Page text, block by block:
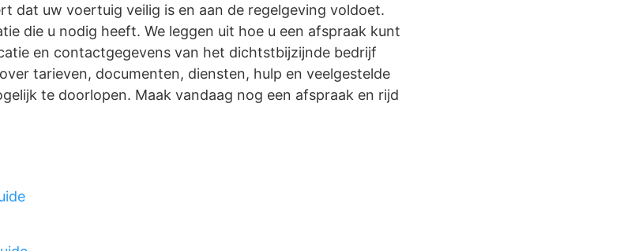
dat uw voertuig veilig is en aan de regelgeving voldoet.
die u nodig heeft. We leggen uit hoe u een afspraak kunt
en contactgegevens van het dichtstbijzijnde bedrijf
tarieven, documenten, diensten, hulp en veelgestelde
te doorlopen. Maak vandaag nog een afspraak en rijd